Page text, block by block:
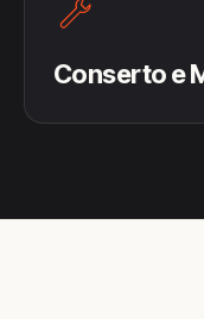
Conserto e